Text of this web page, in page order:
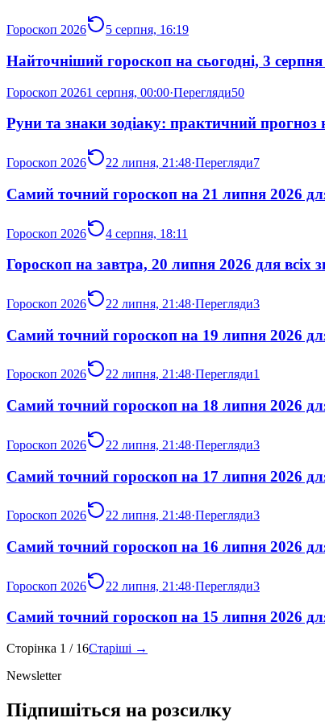
Гороскоп 2026 5 серпня, 16:19
Найточніший гороскоп на сьогодні, 3 серпня
Гороскоп 20261 серпня, 00:00·Перегляди50
Руни та знаки зодіаку: практичний прогноз
Гороскоп 2026 22 липня, 21:48·Перегляди7
Самий точний гороскоп на 21 липня 2026 для
Гороскоп 2026 4 серпня, 18:11
Гороскоп на завтра, 20 липня 2026 для всіх
Гороскоп 2026 22 липня, 21:48·Перегляди3
Самий точний гороскоп на 19 липня 2026 для
Гороскоп 2026 22 липня, 21:48·Перегляди1
Самий точний гороскоп на 18 липня 2026 для
Гороскоп 2026 22 липня, 21:48·Перегляди3
Самий точний гороскоп на 17 липня 2026 для
Гороскоп 2026 22 липня, 21:48·Перегляди3
Самий точний гороскоп на 16 липня 2026 для
Гороскоп 2026 22 липня, 21:48·Перегляди3
Самий точний гороскоп на 15 липня 2026 для
Сторінка 1 / 16Старіші →
Newsletter
Підпишіться на розсилку